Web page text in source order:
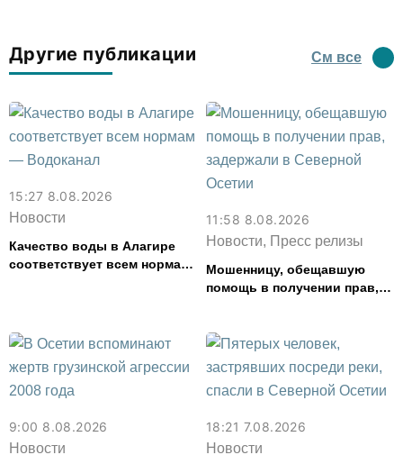
Другие публикации См все
15:27 8.08.2026
Новости
Качество воды в Алагире
соответствует всем нормам
11:58 8.08.2026
Новости, Пресс релизы
Мошенницу, обещавшую
помощь в получении прав,
9:00 8.08.2026
Новости
18:21 7.08.2026
Новости